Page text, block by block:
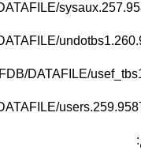
DATAFILE/